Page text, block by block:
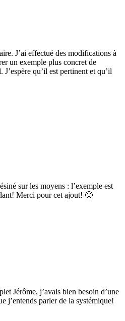
J’ai effectué des modifications à
un exemple plus concret de
qu’il est pertinent et qu’il
sur les moyens : l’exemple est
Merci pour cet ajout! 🙂
Jérôme, j’avais bien besoin d’une
j’entends parler de la systémique!